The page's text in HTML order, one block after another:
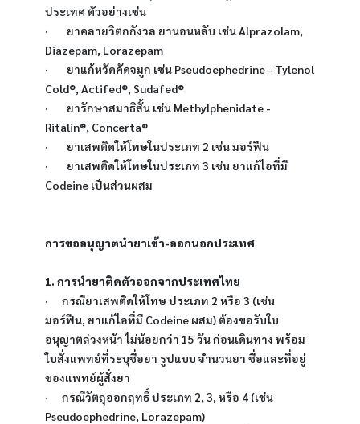
ประเทศ ตัวอย่างเช่น
·        ยาคลายวิตกกังวล ยานอนหลับ เช่น Alprazolam,
Diazepam, Lorazepam
·        ยาแก้หวัดคัดจมูก เช่น Pseudoephedrine - Tylenol
Cold®, Actifed®, Sudafed®
·        ยารักษาสมาธิสั้น เช่น Methylphenidate -
Ritalin®, Concerta®
·        ยาเสพติดให้โทษในประเภท 2 เช่น มอร์ฟีน
·        ยาเสพติดให้โทษในประเภท 3 เช่น ยาแก้ไอที่มี
Codeine เป็นส่วนผสม
การขออนุญาตนำยาเข้า-ออกนอกประเทศ
1. การนำยาติดตัวออกจากประเทศไทย
·      กรณียาเสพติดให้โทษ ประเภท 2 หรือ 3 (เช่น
มอร์ฟีน, ยาแก้ไอที่มี Codeine ผสม) ต้องขอรับใบ
อนุญาตล่วงหน้า ไม่น้อยกว่า 15 วัน ก่อนเดินทาง พร้อม
ใบสั่งแพทย์ที่ระบุชื่อยา รูปแบบ จำนวนยา ชื่อและที่อยู่
ของแพทย์ผู้สั่งยา
·      กรณีวัตถุออกฤทธิ์ ประเภท 2, 3, หรือ 4 (เช่น
Pseudoephedrine, Lorazepam)